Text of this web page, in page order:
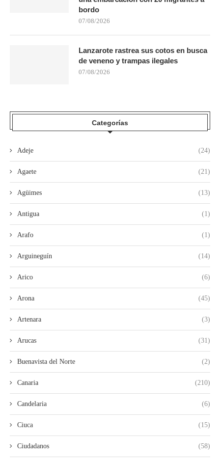
bordo
07/08/2026
Lanzarote rastrea sus cotos en busca
de veneno y trampas ilegales
07/08/2026
Categorías
Adeje (24)
Agaete (21)
Agüimes (13)
Antigua (1)
Arafo (1)
Arguineguín (14)
Arico (6)
Arona (45)
Artenara (3)
Arucas (31)
Buenavista del Norte (2)
Canaria (210)
Candelaria (6)
Ciuca (15)
Ciudadanos (58)